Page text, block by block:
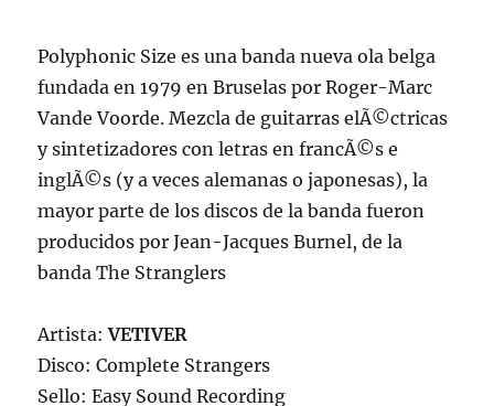
Polyphonic Size es una banda nueva ola belga
fundada en 1979 en Bruselas por Roger-Marc
Vande Voorde. Mezcla de guitarras elÃ©ctricas
y sintetizadores con letras en francÃ©s e
inglÃ©s (y a veces alemanas o japonesas), la
mayor parte de los discos de la banda fueron
producidos por Jean-Jacques Burnel, de la
banda The Stranglers
Artista:VETIVER
Disco: Complete Strangers
Sello: Easy Sound Recording